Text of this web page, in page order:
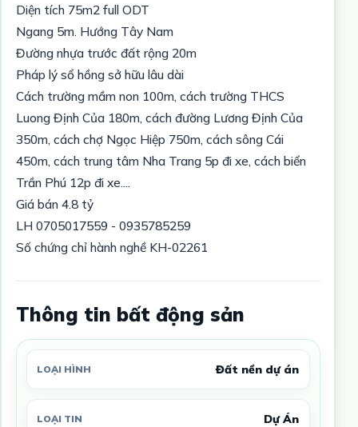
Diện tích 75m2 full ODT
Ngang 5m. Hướng Tây Nam
Đường nhựa trước đất rộng 20m
Pháp lý sổ hồng sở hữu lâu dài
Cách trường mầm non 100m, cách trường THCS
Luong Định Của 180m, cách đường Lương Định Của
350m, cách chợ Ngọc Hiệp 750m, cách sông Cái
450m, cách trung tâm Nha Trang 5p đi xe, cách biển
Trần Phú 12p đi xe....
Giá bán 4.8 tỷ
LH 0705017559 - 0935785259
Số chứng chỉ hành nghề KH-02261
Thông tin bất động sản
LOẠI HÌNH Đất nền dự án
LOẠI TIN Dự Án